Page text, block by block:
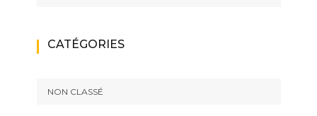
CATÉGORIES
NON CLASSÉ